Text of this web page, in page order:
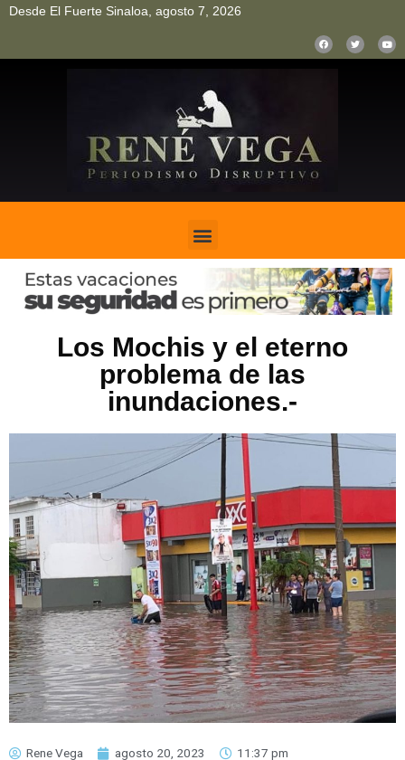
Desde El Fuerte Sinaloa, agosto 7, 2026
Los Mochis y el eterno
problema de las
inundaciones.-
Rene Vega agosto 20, 2023
11:37 pm